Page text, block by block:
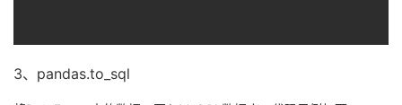
3、pandas.to_sql